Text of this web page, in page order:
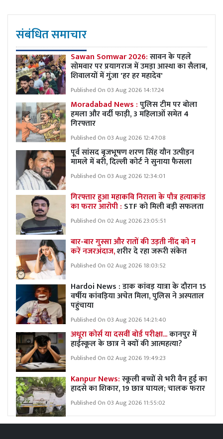
संबंधित समाचार
Sawan Somwar 2026:सावन के पहले
सोमवार पर प्रयागराज में उमड़ा आस्था का सैलाब,
शिवालयों में गुंजा 'हर हर महादेव'
Published On 03 Aug 2026 14:17:24
Moradabad News :पुलिस टीम पर बोला
हमला और वर्दी फाड़ी, 3 महिलाओं समेत 4
गिरफ्तार
Published On 03 Aug 2026 12:47:08
पूर्व सांसद बृजभूषण शरण सिंह यौन उत्पीड़न
मामले में बरी, दिल्ली कोर्ट ने सुनाया फैसला
Published On 03 Aug 2026 12:34:01
गिरफ्तार हुआ महाकवि निराला के पौत्र हत्याकांड
का फरार आरोपी : STF को मिली बड़ी सफलता
Published On 02 Aug 2026 23:05:51
बार-बार गुस्सा और रातों की उड़ती नींद को न
करें नजरअंदाज,शरीर दे रहा जरूरी संकेत
Published On 02 Aug 2026 18:03:52
Hardoi News : डाक कांवड़ यात्रा के दौरान 15
वर्षीय कांवड़िया अचेत मिला, पुलिस ने अस्पताल
पहुंचाया
Published On 03 Aug 2026 14:21:40
अधूरा कोर्स या दसवीं बोर्ड परीक्षा...कानपुर में
हाईस्कूल के छात्र ने क्यों की आत्महत्या?
Published On 02 Aug 2026 19:49:23
Kanpur News:स्कूली बच्चों से भरी वैन हुई का
हादसे का शिकार, 19 छात्र घायल; चालक फरार
Published On 03 Aug 2026 11:55:02